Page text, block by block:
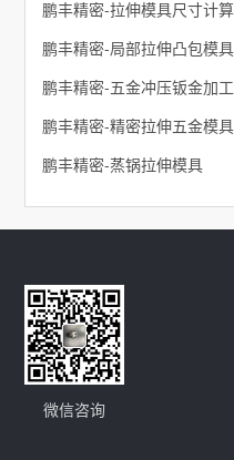
鹏丰精密-拉伸模具尺寸计
鹏丰精密-局部拉伸凸包模具
鹏丰精密-五金冲压钣金加
​鹏丰精密-精密拉伸五金模具
鹏丰精密-蒸锅拉伸模具
微信咨询